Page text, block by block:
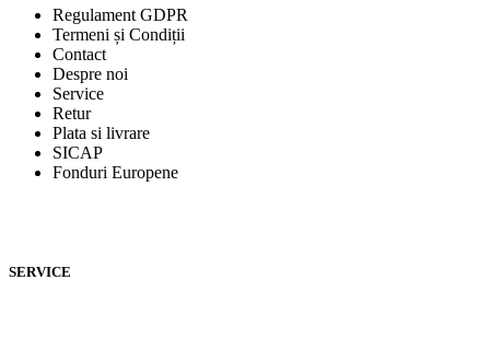
Regulament GDPR
Termeni și Condiții
Contact
Despre noi
Service
Retur
Plata si livrare
SICAP
Fonduri Europene
SERVICE